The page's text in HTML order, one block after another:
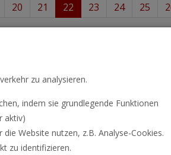
20 21 22 23 24 25
zu analysieren.
indem sie grundlegende Funktionen
aktiv)
Website nutzen, z.B. Analyse-Cookies.
zu identifizieren.